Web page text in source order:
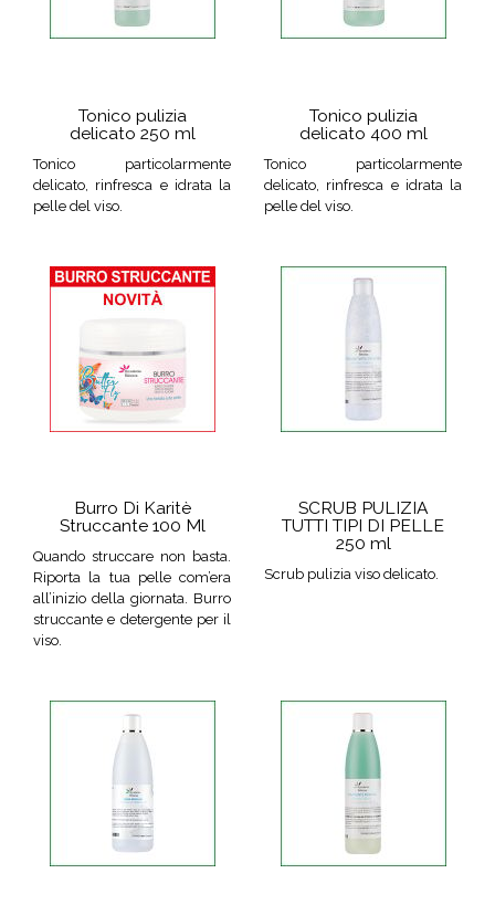
Tonico pulizia
delicato 250 ml
Tonico particolarmente
delicato, rinfresca e idrata la
pelle del viso.
Tonico pulizia
delicato 400 ml
Tonico particolarmente
delicato, rinfresca e idrata la
pelle del viso.
Burro Di Karitè
Struccante 100 Ml
Quando struccare non basta.
Riporta la tua pelle com’era
all’inizio della giornata. Burro
struccante e detergente per il
viso.
SCRUB PULIZIA
TUTTI TIPI DI PELLE
250 ml
Scrub pulizia viso delicato.